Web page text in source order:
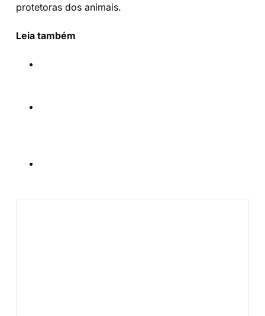
protetoras dos animais.
Leia também